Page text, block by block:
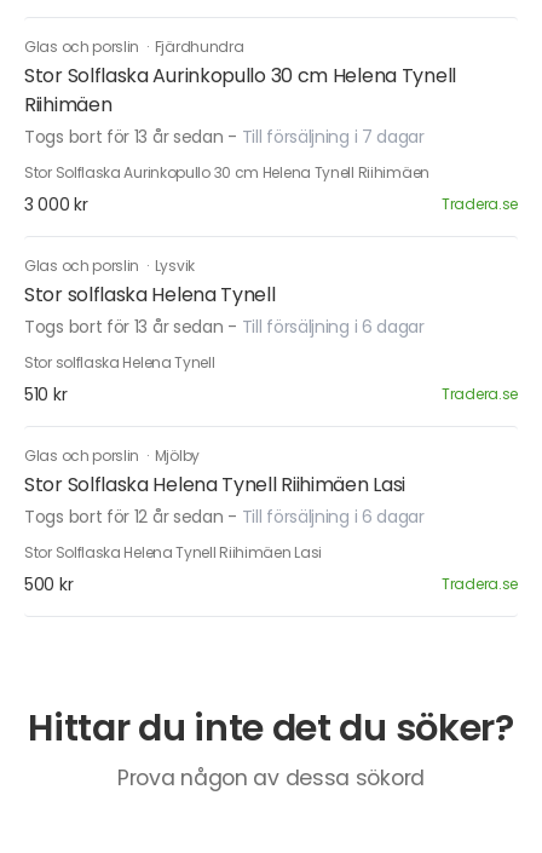
Glas och porslin · Fjärdhundra
Stor Solflaska Aurinkopullo 30 cm Helena Tynell
Riihimäen
Togs bort för 13 år sedan - Till försäljning i 7 dagar
Stor Solflaska Aurinkopullo 30 cm Helena Tynell Riihimäen
3 000 kr Tradera.se
Glas och porslin · Lysvik
Stor solflaska Helena Tynell
Togs bort för 13 år sedan - Till försäljning i 6 dagar
Stor solflaska Helena Tynell
510 kr Tradera.se
Glas och porslin · Mjölby
Stor Solflaska Helena Tynell Riihimäen Lasi
Togs bort för 12 år sedan - Till försäljning i 6 dagar
Stor Solflaska Helena Tynell Riihimäen Lasi
500 kr Tradera.se
Hittar du inte det du söker?
Prova någon av dessa sökord